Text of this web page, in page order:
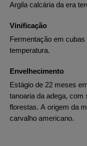
Argila calcária da era
Vinificação
Fermentação em
temperatura.
Envelhecimento
Estágio de 22 meses
tanoaria da adega, com
florestas. A origem da
carvalho americano.